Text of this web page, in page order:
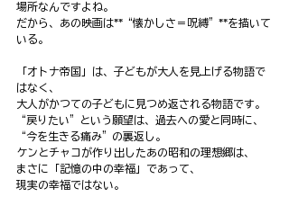
場所なんですよね。
だから、あの映画は**“懐かしさ＝呪縛”**を描いて
いる。
「オトナ帝国」は、子どもが大人を見上げる物語で
はなく、
大人がかつての子どもに見つめ返される物語です。
“戻りたい”という願望は、過去への愛と同時に、
“今を生きる痛み”の裏返し。
ケンとチャコが作り出したあの昭和の理想郷は、
まさに「記憶の中の幸福」であって、
現実の幸福ではない。